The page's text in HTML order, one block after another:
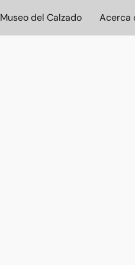
Museo del Calzado Acerca